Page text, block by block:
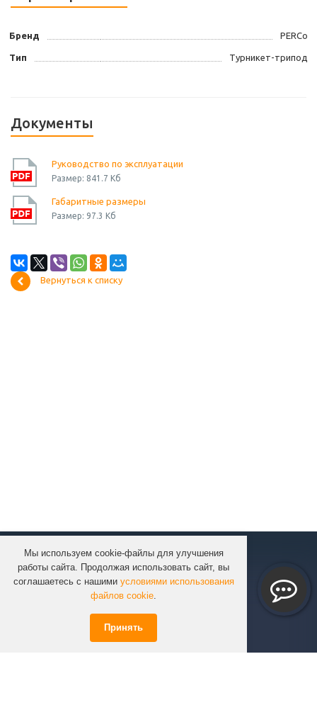
Мы используем cookie-файлы для улучшения
работы сайта. Продолжая использовать сайт, вы
соглашаетесь с нашими условиями использования
файлов cookie.
Принять
Бренд PERCo
Тип Турникет-трипод
Документы
Руководство по эксплуатации
Размер: 841.7 Кб
Габаритные размеры
Размер: 97.3 Кб
Вернуться к списку
КОМПАНИЯ
КАТАЛОГ
УСЛУГИ
ИНФОРМАЦИЯ